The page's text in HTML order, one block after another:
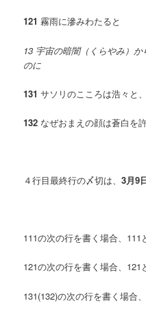
121 霧雨に滲みわたると
13 宇宙の暗闇（くらやみ）
のに
131 サソリのこころは浩々と
132 なぜおまえの顔は蒼白を
４行目最終行の〆切は、3月9
111の次の行を書く場合、111
121の次の行を書く場合、121
131(132)の次の行を書く場合、